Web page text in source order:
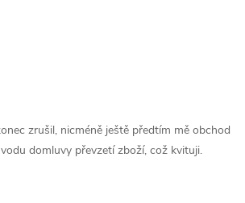
zrušil, nicméně ještě předtím mě obchod
domluvy převzetí zboží, což kvituji.